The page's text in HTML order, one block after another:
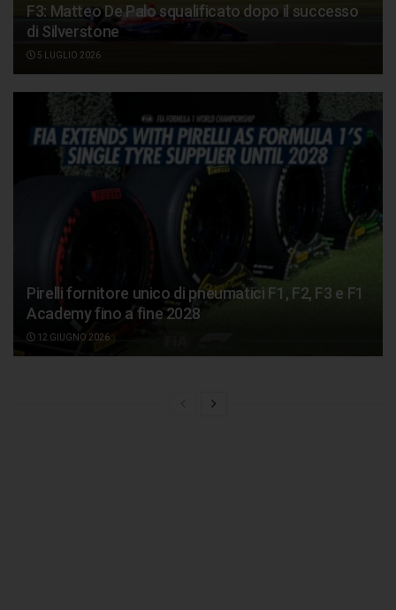
F3: Matteo De Palo squalificato dopo il successo
di Silverstone
5 LUGLIO 2026
Pirelli fornitore unico di pneumatici F1, F2, F3 e F1
Academy fino a fine 2028
12 GIUGNO 2026